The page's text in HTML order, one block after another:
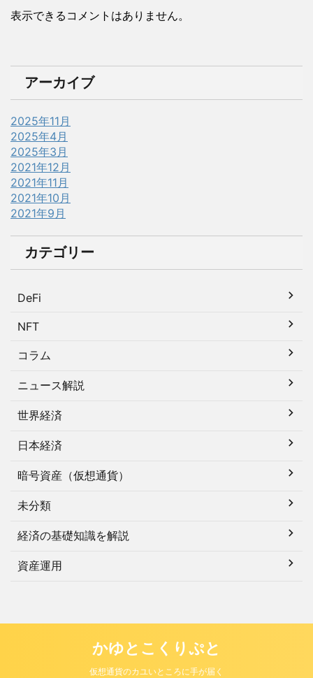
表示できるコメントはありません。
アーカイブ
2025年11月
2025年4月
2025年3月
2021年12月
2021年11月
2021年10月
2021年9月
カテゴリー
DeFi
NFT
コラム
ニュース解説
世界経済
日本経済
暗号資産（仮想通貨）
未分類
経済の基礎知識を解説
資産運用
かゆとこくりぷと
仮想通貨のカユいところに手が届く